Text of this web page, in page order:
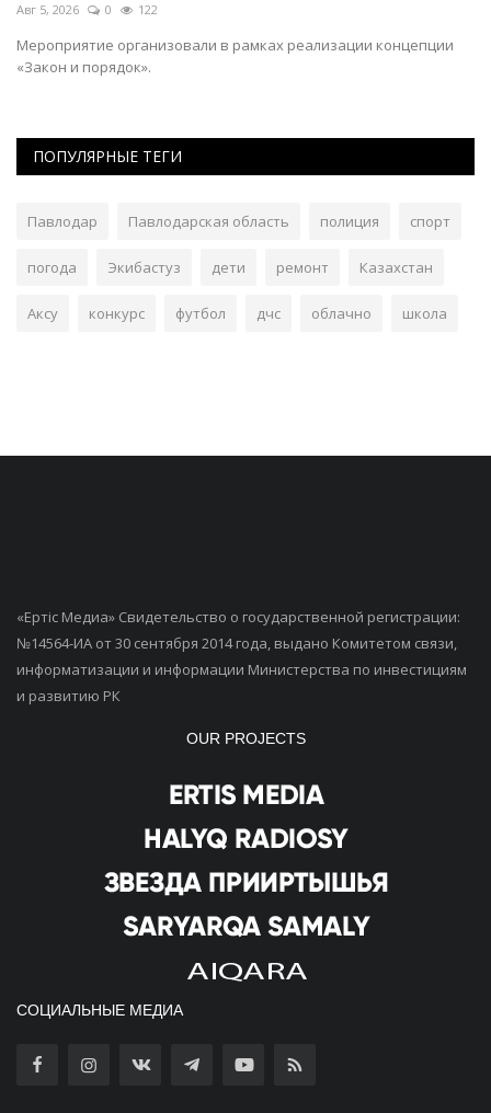
Авг 5, 2026 0 122
Мероприятие организовали в рамках реализации концепции
«Закон и порядок».
ПОПУЛЯРНЫЕ ТЕГИ
Павлодар Павлодарская область полиция спорт
погода Экибастуз дети ремонт Казахстан
Аксу конкурс футбол дчс облачно школа
«Ертiс Медиа» Свидетельство о государственной регистрации:
№14564-ИА от 30 сентября 2014 года, выдано Комитетом связи,
информатизации и информации Министерства по инвестициям
и развитию РК
OUR PROJECTS
СОЦИАЛЬНЫЕ МЕДИА